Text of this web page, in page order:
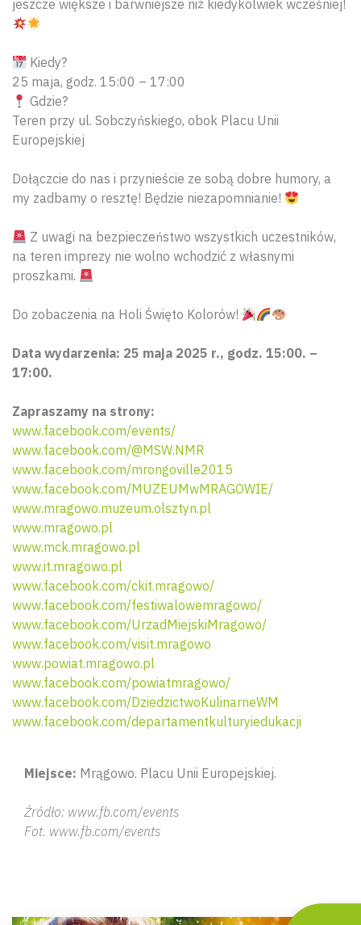
jeszcze większe i barwniejsze niż kiedykolwiek wcześniej!
Kiedy?
25 maja, godz. 15:00 – 17:00
Gdzie?
Teren przy ul. Sobczyńskiego, obok Placu Unii
Europejskiej
Dołączcie do nas i przynieście ze sobą dobre humory, a
my zadbamy o resztę! Będzie niezapomnianie!
Z uwagi na bezpieczeństwo wszystkich uczestników,
na teren imprezy nie wolno wchodzić z własnymi
proszkami.
Do zobaczenia na Holi Święto Kolorów!
Data wydarzenia: 25 maja 2025 r., godz. 15:00. –
17:00.
Zapraszamy na strony:
www.facebook.com/events/
www.facebook.com/@MSW.NMR
www.facebook.com/mrongoville2015
www.facebook.com/MUZEUMwMRAGOWIE/
www.mragowo.muzeum.olsztyn.pl
www.mragowo.pl
www.mck.mragowo.pl
www.it.mragowo.pl
www.facebook.com/ckit.mragowo/
www.facebook.com/festiwalowemragowo/
www.facebook.com/UrzadMiejskiMragowo/
www.facebook.com/visit.mragowo
www.powiat.mragowo.pl
www.facebook.com/powiatmragowo/
www.facebook.com/DziedzictwoKulinarneWM
www.facebook.com/departamentkulturyiedukacji
Miejsce: Mrągowo. Placu Unii Europejskiej.
Źródło: www.fb.com/events
Fot. www.fb.com/events